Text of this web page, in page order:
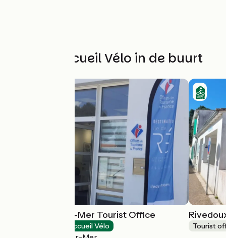
Andere Accueil Vélo in de buurt
La Couarde-sur-Mer Tourist Office
Accueil Vélo Tourist